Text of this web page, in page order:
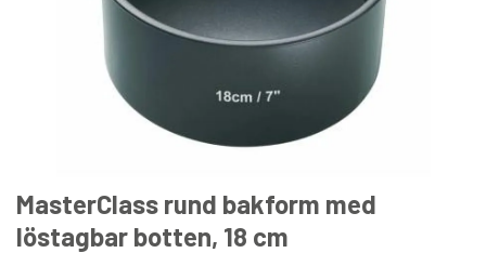
MasterClass rund bakform med
löstagbar botten, 18 cm